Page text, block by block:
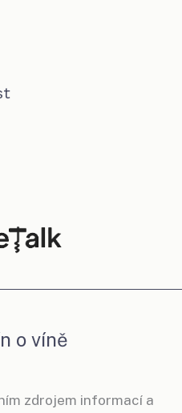
o víně
zdrojem informací a